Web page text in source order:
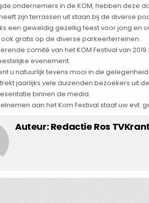
ondernemers in de KOM, hebben deze
zijn terrassen uit staan bij de diverse
een geweldig gezellig feest voor jong en
ook gratis op de diverse parkeerterreinen.
comité van het KOM Festival van
evenement.
u natuurlijk tevens mooi in de
jaarlijks vele duizenden bezoekers uit
binnen de media.
aan het Kom Festival staat uw
Auteur: Redactie Ros TVKrant